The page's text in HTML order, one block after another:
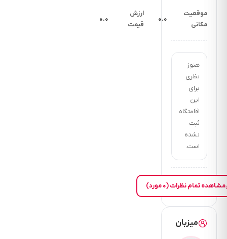
فاصله
تفریحی
45
فاصله
دقیقه
بانک
10
دقیقه
فاصله
رستوران
موقعیت
مکانی
۰.۰
ارزش
قیمت
۰.۰
هنوز
نظری
برای
این
اقامتگاه
ثبت
نشده
است.
مشاهده تمام نظرات (۰ مورد)
میزبان